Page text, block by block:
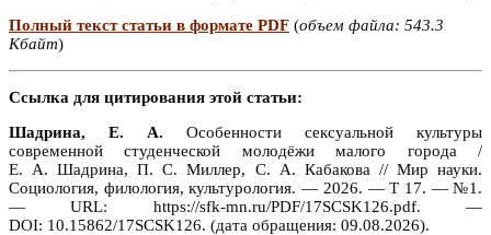
Полный текст статьи в формате PDF (объем файла: 543.3
Кбайт)
Ссылка для цитирования этой статьи:
Шадрина, Е. А. Особенности сексуальной культуры
современной студенческой молодёжи малого города /
Е. А. Шадрина, П. С. Миллер, С. А. Кабакова // Мир науки.
Социология, филология, культурология. — 2026. — Т 17. — №1.
— URL: https://sfk-mn.ru/PDF/17SCSK126.pdf. —
DOI: 10.15862/17SCSK126. (дата обращения: 09.08.2026).